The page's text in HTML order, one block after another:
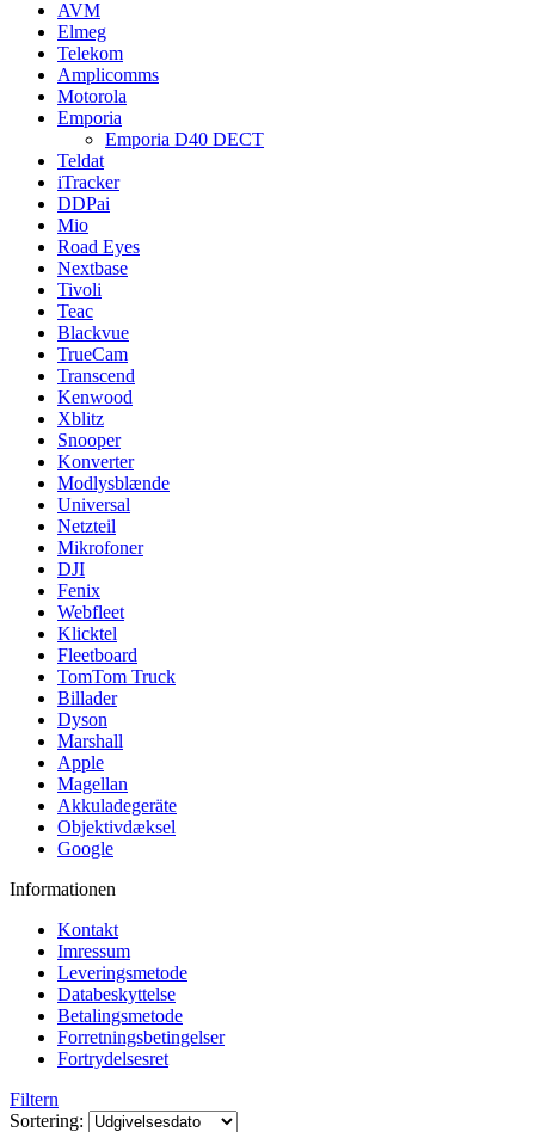
AVM
Elmeg
Telekom
Amplicomms
Motorola
Emporia
Emporia D40 DECT
Teldat
iTracker
DDPai
Mio
Road Eyes
Nextbase
Tivoli
Teac
Blackvue
TrueCam
Transcend
Kenwood
Xblitz
Snooper
Konverter
Modlysblænde
Universal
Netzteil
Mikrofoner
DJI
Fenix
Webfleet
Klicktel
Fleetboard
TomTom Truck
Billader
Dyson
Marshall
Apple
Magellan
Akkuladegeräte
Objektivdæksel
Google
Informationen
Kontakt
Imressum
Leveringsmetode
Databeskyttelse
Betalingsmetode
Forretningsbetingelser
Fortrydelsesret
Filtern
Sortering: